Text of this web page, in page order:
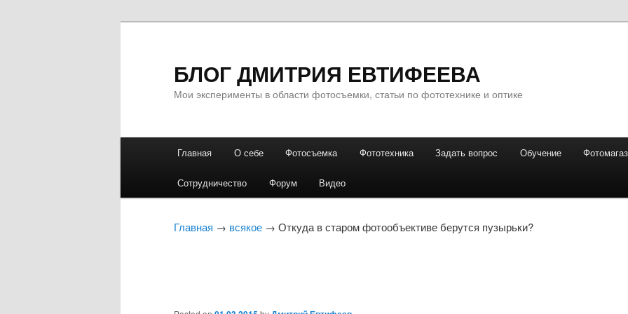
БЛОГ ДМИТРИЯ ЕВТИФЕЕВА
Мои эксперименты в области фотосъемки, статьи по фототехнике и оптике
Перейти
к
основному
Перейти
к
дополнительному
Главная О себе Фотосъемка Фототехника Задать вопрос Обучение
Сотрудничество Форум Видео
Главная → всякое → Откуда в старом фотообъективе берутся пузырьки?